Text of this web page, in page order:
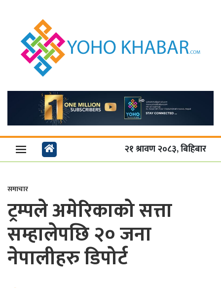
२१ श्रावण २०८३, बिहिबार
समाचार
ट्रम्पले अमेरिकाको सत्ता
सम्हालेपछि २० जना
नेपालीहरु डिपोर्ट